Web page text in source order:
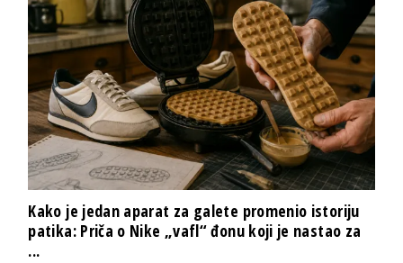
Kako je jedan aparat za galete promenio istoriju
patika: Priča o Nike „vafl“ đonu koji je nastao za
...